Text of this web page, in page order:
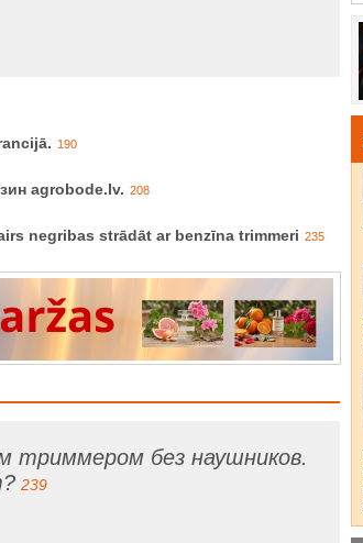
190
agrobode.lv. 208
negribas strādāt ar benzīna trimmeri 235
триммером без наушников.
239